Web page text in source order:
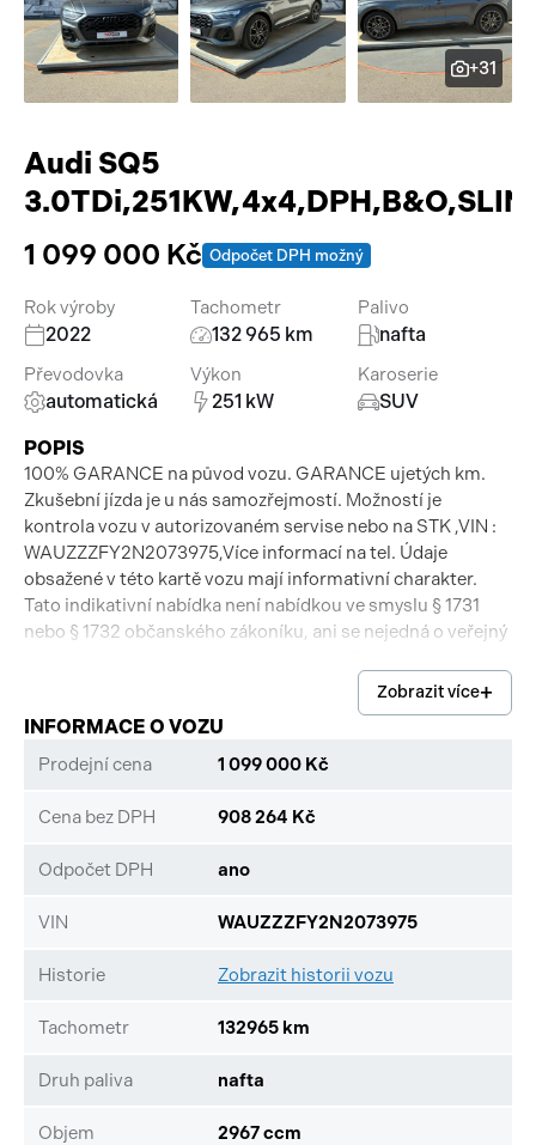
Pracovní stroje
Náhradní díly
Auto a život
Videa
+31
Audi SQ5
1 099 000 Kč Odpočet DPH možný
Rok výroby
2022
Tachometr
132 965 km
Palivo
nafta
Převodovka
automatická
Výkon
251 kW
Karoserie
SUV
POPIS
100% GARANCE na původ vozu. GARANCE ujetých km.
Zkušební jízda je u nás samozřejmostí. Možností je
kontrola vozu v autorizovaném servise nebo na STK ,VIN :
WAUZZZFY2N2073975,Více informací na tel. Údaje
obsažené v této kartě vozu mají informativní charakter.
Tato indikativní nabídka není nabídkou ve smyslu § 1731
nebo § 1732 občanského zákoníku, ani se nejedná o veřejný
nabídky nevzniká nárok na uzavření kupní smlouvy.
Zobrazit více
INFORMACE O VOZU
Prodejní cena 1 099 000 Kč
Cena bez DPH 908 264 Kč
Odpočet DPH ano
VIN WAUZZZFY2N2073975
Historie Zobrazit historii vozu
Tachometr 132965 km
Druh paliva nafta
Objem 2967 ccm